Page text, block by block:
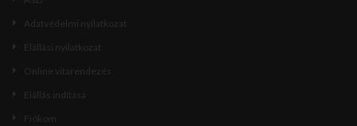
Adatvédelmi nyilatkozat
Elállási nyilatkozat
Online vitarendezés
Elállás indítása
Fiókom